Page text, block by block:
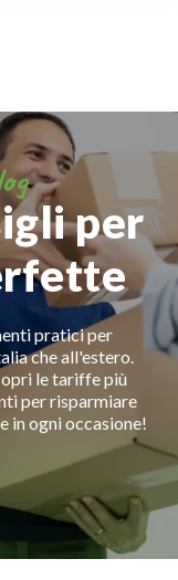
per
pratici per
che all'estero.
le tariffe più
per risparmiare
in ogni occasione!